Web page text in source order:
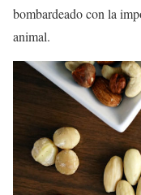
bombardeado con la
animal.